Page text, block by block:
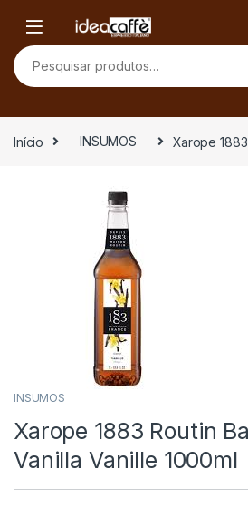
Pesquisar por:
Início INSUMOS Xarope
INSUMOS
Xarope 1883 Routin
Vanilla Vanille 1000ml